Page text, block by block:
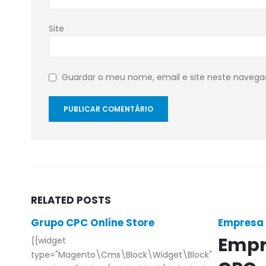
Site
Guardar o meu nome, email e site neste
RELATED POSTS
Grupo CPC Online Store
{{widget
type="Magento\Cms\Block\Widget\Block"
Empresa